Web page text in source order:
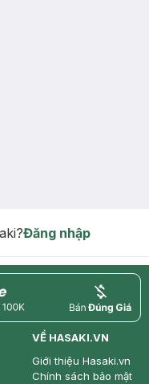
Đăng nhập
price
VỀ HASAKI.VN
Giới thiệu Hasaki.vn
Chính sách bảo mật